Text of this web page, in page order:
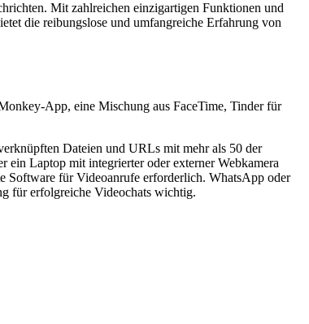
Mit zahlreichen einzigartigen Funktionen und
die reibungslose und umfangreiche Erfahrung von
App, eine Mischung aus FaceTime, Tinder für
Dateien und URLs mit mehr als 50 der
ein Laptop mit integrierter oder externer Webkamera
Software für Videoanrufe erforderlich. WhatsApp oder
für erfolgreiche Videochats wichtig.